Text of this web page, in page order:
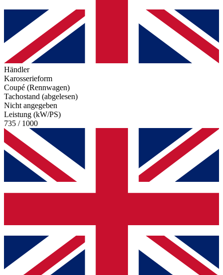
Händler
Karosserieform
Coupé (Rennwagen)
Tachostand (abgelesen)
Nicht angegeben
Leistung (kW/PS)
735 / 1000